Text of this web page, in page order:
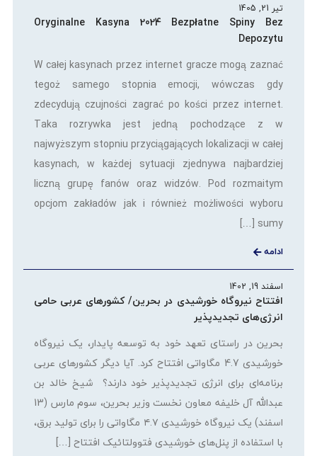
تیر 21, 1405
Oryginalne Kasyna 2024 Bezpłatne Spiny Bez
Depozytu
W całej kasynach przez internet gracze mogą zaznać
tegoż samego stopnia emocji, wówczas gdy
zdecydują czujności zagrać po kości przez internet.
Taka rozrywka jest jedną pochodzące z w
najwyższym stopniu przyciągających lokalizacji w całej
kasynach, w każdej sytuacji zjednywa najbardziej
liczną grupę fanów oraz widzów. Pod rozmaitym
opcjom zakładów jak i również możliwości wyboru
sumy […]
ادامه
اسفند 19, 1402
افتتاح نیروگاه خورشیدی در بحرین/ کشورهای عربی حامی
انرژی‌های تجدیدپذیر
بحرین در راستای تعهد خود به توسعه پایدار، یک نیروگاه
خورشیدی 4.7 مگاواتی افتتاح کرد. آیا دیگر کشورهای عربی
برنامه‌ای برای انرژی تجدیدپذیر خود دارند؟ شیخ خالد بن
عبدالله آل خلیفه معاون نخست وزیر بحرین، سوم مارس (13
اسفند) یک نیروگاه خورشیدی ۴.۷ مگاواتی را برای تولید برق،
با استفاده از پنل‌های خورشیدی فتوولتائیک افتتاح […]